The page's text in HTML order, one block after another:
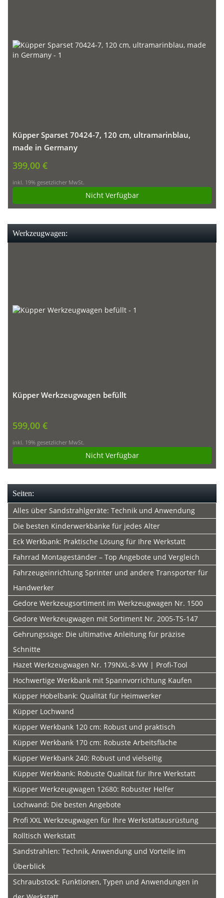
Küpper Sparset 70424-7, 120 cm, ultramarinblau,
made in Germany
399,00 €
inkl. 19% gesetzlicher MwSt.
Nicht Verfügbar
Werkzeugwagen:
Küpper Werkzeugwagen befüllt
599,00 €
inkl. 19% gesetzlicher MwSt.
Nicht Verfügbar
Seiten:
Alles über Sandstrahlgeräte: Technik und Anwendung
Die besten Kinderwerkbänke für jedes Alter
Eck Werkbank: Praktische Lösung für Ihre Werkstatt
Fahrrad Montageständer – Top Angebote und Vergleich
Fahrzeugeinrichtung Sprinter und andere Transporter für
Handwerker
Gedore Werkzeugsortiment im Werkzeugwagen Nr. 1500
Gedore Werkzeugwagen mit Sortiment Nr. 2005-TS-147
Gehrungssäge: Die ultimative Anleitung für präzise
Schnitte
Hazet Werkzeugwagen Nr. 179NXL-8-VW | Profi-Tool
Hochwertige Werkbank mit Spannvorrichtung Kaufen
Küpper Hobelbank: Qualität für Heimwerker
Küpper Lochwand
Küpper Werkbank 120 cm: Robust und praktisch
Küpper Werkbank 170 cm: Robuste Arbeitsfläche
Küpper Werkbank 240: Robust und vielseitig
Küpper Werkbank: Robuste Qualität für Ihre Werkstatt
Küpper Werkzeugwagen 12680: Robuster Helfer
Lochwand: Die besten Angebote
Profi XXL Werkzeugwagen für Ihre Werkstattausrüstung
Rolltisch Werkstatt
Sandstrahlen: Technik, Anwendung und Vorteile im
Überblick
Schraubstock: Funktionen, Typen und Anwendungen in